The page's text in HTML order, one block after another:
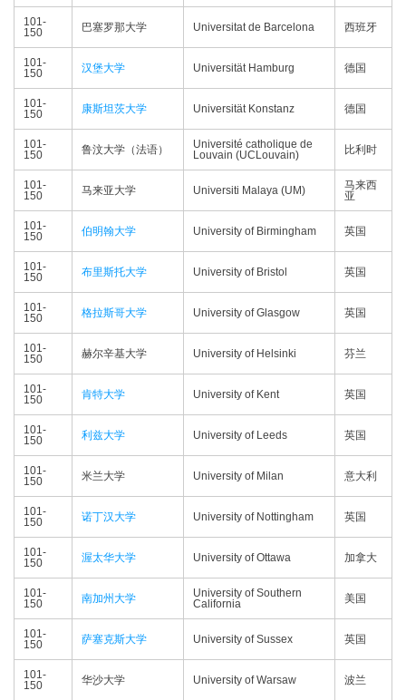
101-
150
巴塞罗那大学 Universitat de Barcelona 西班牙
101-
150
汉堡大学 Universität Hamburg 德国
101-
150
康斯坦茨大学 Universität Konstanz 德国
101-
150
鲁汶大学（法语）
Université catholique de
Louvain (UCLouvain)
比利时
101-
150
马来亚大学 Universiti Malaya (UM)
马来西
亚
101-
150
伯明翰大学 University of Birmingham 英国
101-
150
布里斯托大学 University of Bristol 英国
101-
150
格拉斯哥大学 University of Glasgow 英国
101-
150
赫尔辛基大学 University of Helsinki 芬兰
101-
150
肯特大学 University of Kent 英国
101-
150
利兹大学 University of Leeds 英国
101-
150
米兰大学 University of Milan 意大利
101-
150
诺丁汉大学 University of Nottingham 英国
101-
150
渥太华大学 University of Ottawa 加拿大
101-
150
南加州大学
University of Southern
California
美国
101-
150
萨塞克斯大学 University of Sussex 英国
101-
150
华沙大学 University of Warsaw 波兰